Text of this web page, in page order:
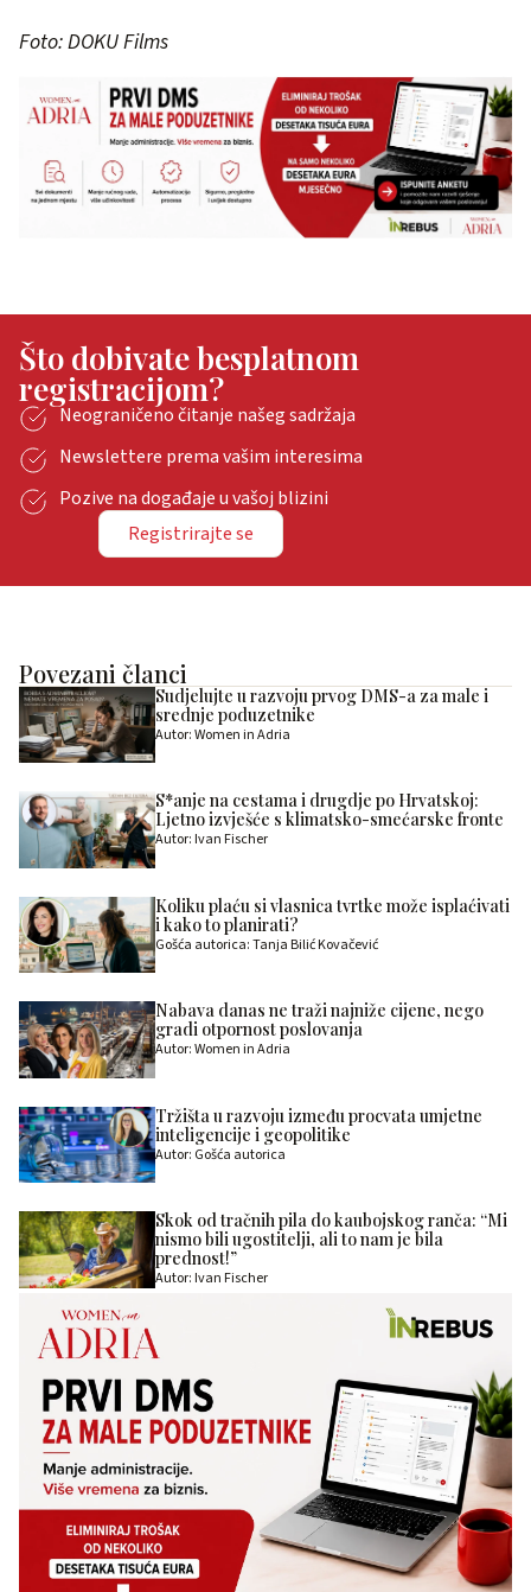
Foto: DOKU Films
Što dobivate besplatnom
registracijom?
Neograničeno čitanje našeg sadržaja
Newslettere prema vašim interesima
Pozive na događaje u vašoj blizini
Registrirajte se
Povezani članci
Sudjelujte u razvoju prvog DMS-a za male i
srednje poduzetnike
Autor: Women in Adria
S*anje na cestama i drugdje po Hrvatskoj:
Ljetno izvješće s klimatsko-smećarske fronte
Autor: Ivan Fischer
Koliku plaću si vlasnica tvrtke može isplaćivati
i kako to planirati?
Gošća autorica: Tanja Bilić Kovačević
Nabava danas ne traži najniže cijene, nego
gradi otpornost poslovanja
Autor: Women in Adria
Tržišta u razvoju između procvata umjetne
inteligencije i geopolitike
Autor: Gošća autorica
Skok od tračnih pila do kaubojskog ranča: “Mi
nismo bili ugostitelji, ali to nam je bila
prednost!”
Autor: Ivan Fischer